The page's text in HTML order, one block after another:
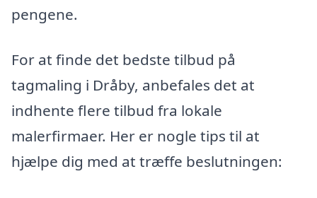
pengene.
For at finde det bedste tilbud på
tagmaling i Dråby, anbefales det at
indhente flere tilbud fra lokale
malerfirmaer. Her er nogle tips til at
hjælpe dig med at træffe beslutningen: